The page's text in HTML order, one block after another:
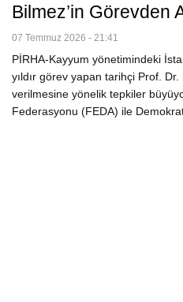
Bilmez’in Görevden
07 Temmuz 2026 - 21:41
PİRHA-Kayyum yönetimindeki
yıldır görev yapan tarihçi Prof.
verilmesine yönelik tepkiler
Federasyonu (FEDA) ile